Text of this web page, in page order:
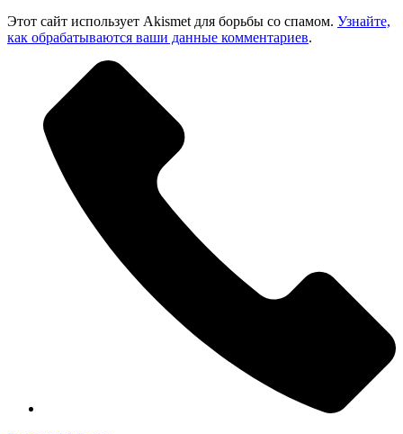
Этот сайт использует Akismet для борьбы со спамом. Узнайте,
как обрабатываются ваши данные комментариев.